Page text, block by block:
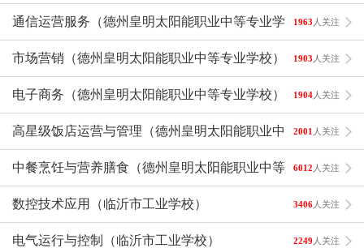
通信运营服务（德州皇明太阳能职业中等专业学校）
1963 人关注
市场营销（德州皇明太阳能职业中等专业学校） 1903 人关注
电子商务（德州皇明太阳能职业中等专业学校） 1904 人关注
高星级饭店运营与管理（德州皇明太阳能职业中等专业学
校）
2001 人关注
中餐烹饪与营养膳食（德州皇明太阳能职业中等专业学
校）
6012 人关注
数控技术应用（临沂市工业学校） 3406 人关注
电气运行与控制（临沂市工业学校） 2249 人关注